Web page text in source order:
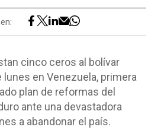
cinco ceros al bolívar
en Venezuela, primera
plan de reformas del
ante una devastadora
a abandonar el país.